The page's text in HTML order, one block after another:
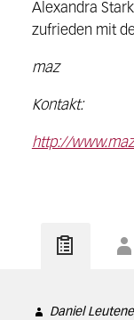
Alexandra
zufrieden mit
maz
Kontakt:
http://
Daniel